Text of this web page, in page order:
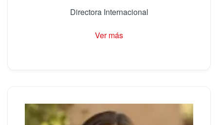
Directora Internacional
Ver más